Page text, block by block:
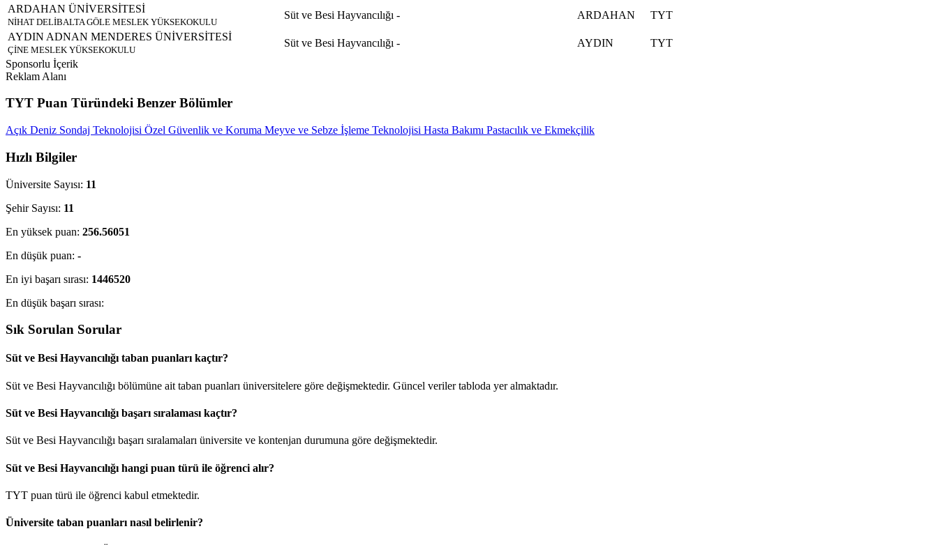
ARDAHAN ÜNİVERSİTESİ
NİHAT DELİBALTA GÖLE MESLEK YÜKSEKOKULU
Süt ve Besi Hayvancılığı - ARDAHAN
TYT
AYDIN ADNAN MENDERES ÜNİVERSİTESİ
ÇİNE MESLEK YÜKSEKOKULU
Süt ve Besi Hayvancılığı - AYDIN
TYT
Sponsorlu İçerik
Reklam Alanı
TYT Puan Türündeki Benzer Bölümler
Açık Deniz Sondaj Teknolojisi Özel Güvenlik ve Koruma Meyve ve Sebze İşleme Teknolojisi Hasta Bakımı Pastacılık ve Ekmekçilik
Hızlı Bilgiler
Üniversite Sayısı: 11
Şehir Sayısı: 11
En yüksek puan: 256.56051
En düşük puan: -
En iyi başarı sırası: 1446520
En düşük başarı sırası:
Sık Sorulan Sorular
Süt ve Besi Hayvancılığı taban puanları kaçtır?
Süt ve Besi Hayvancılığı bölümüne ait taban puanları üniversitelere göre değişmektedir. Güncel veriler tabloda yer almaktadır.
Süt ve Besi Hayvancılığı başarı sıralaması kaçtır?
Süt ve Besi Hayvancılığı başarı sıralamaları üniversite ve kontenjan durumuna göre değişmektedir.
Süt ve Besi Hayvancılığı hangi puan türü ile öğrenci alır?
TYT puan türü ile öğrenci kabul etmektedir.
Üniversite taban puanları nasıl belirlenir?